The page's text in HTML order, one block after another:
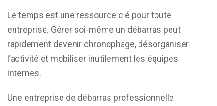
Le temps est une ressource clé pour toute
entreprise. Gérer soi-même un débarras peut
rapidement devenir chronophage, désorganiser
l’activité et mobiliser inutilement les équipes
internes.
Une entreprise de débarras professionnelle